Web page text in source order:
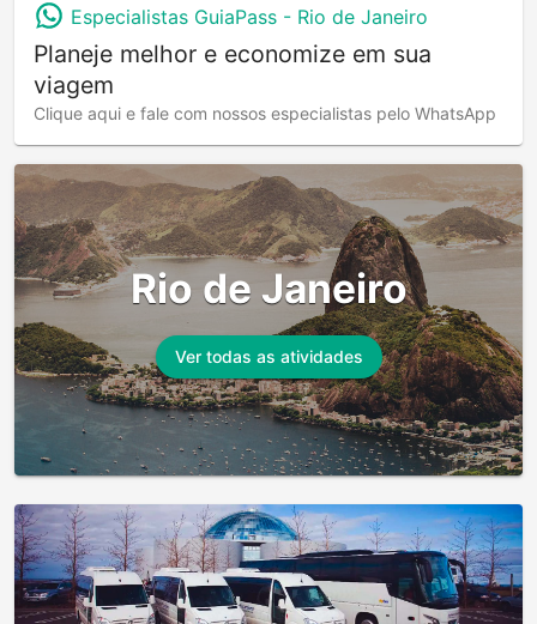
Especialistas GuiaPass - Rio de Janeiro
Planeje melhor e economize em sua
viagem
Clique aqui e fale com nossos especialistas pelo WhatsApp
Rio de Janeiro
Ver todas as atividades